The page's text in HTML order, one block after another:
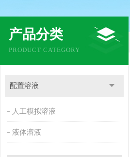
产品分类
PRODUCT CATEGORY
配置溶液
人工模拟溶液
液体溶液